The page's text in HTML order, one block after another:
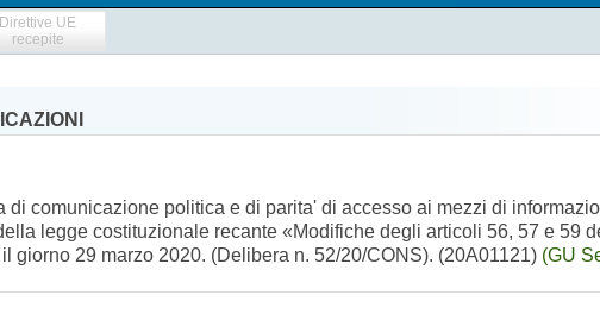
Direttive UE
recepite
comunicazione politica e di parita' di accesso ai mezzi di
legge costituzionale recante «Modifiche degli articoli 56, 57 e 59
giorno 29 marzo 2020. (Delibera n. 52/20/CONS). (20A01121) (GU